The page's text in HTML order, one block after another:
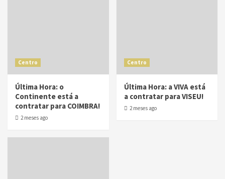
Centro
Última Hora: o
Continente está a
contratar para COIMBRA!
2 meses ago
Centro
Última Hora: a VIVA está
a contratar para VISEU!
2 meses ago